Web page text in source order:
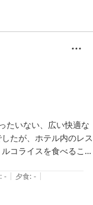
す。ぜひまた季節を
る眉山の絶景を楽し
お待ち申し上げてお
たら完ぺきに目詰まり
いバスルームで掃除し
きました。
たいない、広い快適な
たが、ホテル内のレス
コライスを食べること
対応も素晴らしかった
思えるホテルでした。
: - | 夕食: - |